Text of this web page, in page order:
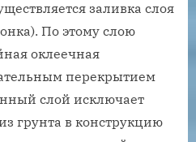
заливка слоя
По этому слою
оклеечная
перекрытием
слой исключает
грунта в конструкцию